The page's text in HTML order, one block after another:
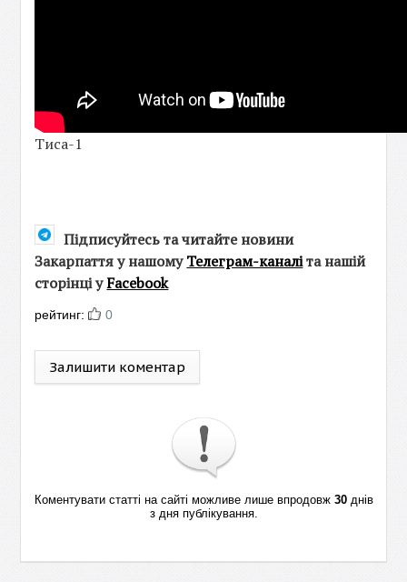
Тиса-1
Підписуйтесь та читайте новини
Закарпаття у нашомуТелеграм-каналіта нашій
сторінці уFacebook
рейтинг: 0
Залишити коментар
Коментувати статті на сайті можливе лише впродовж 30днів
з дня публікування.